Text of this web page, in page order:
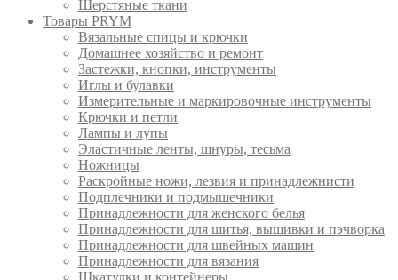
Шерстяные ткани
Товары PRYM
Вязальные спицы и крючки
Домашнее хозяйство и ремонт
Застежки, кнопки, инструменты
Иглы и булавки
Измерительные и маркировочные инструменты
Крючки и петли
Лампы и лупы
Эластичные ленты, шнуры, тесьма
Ножницы
Раскройные ножи, лезвия и принадлежнисти
Подплечники и подмышечники
Принадлежности для женского белья
Принадлежности для шитья, вышивки и пэчворка
Принадлежности для швейных машин
Принадлежности для вязания